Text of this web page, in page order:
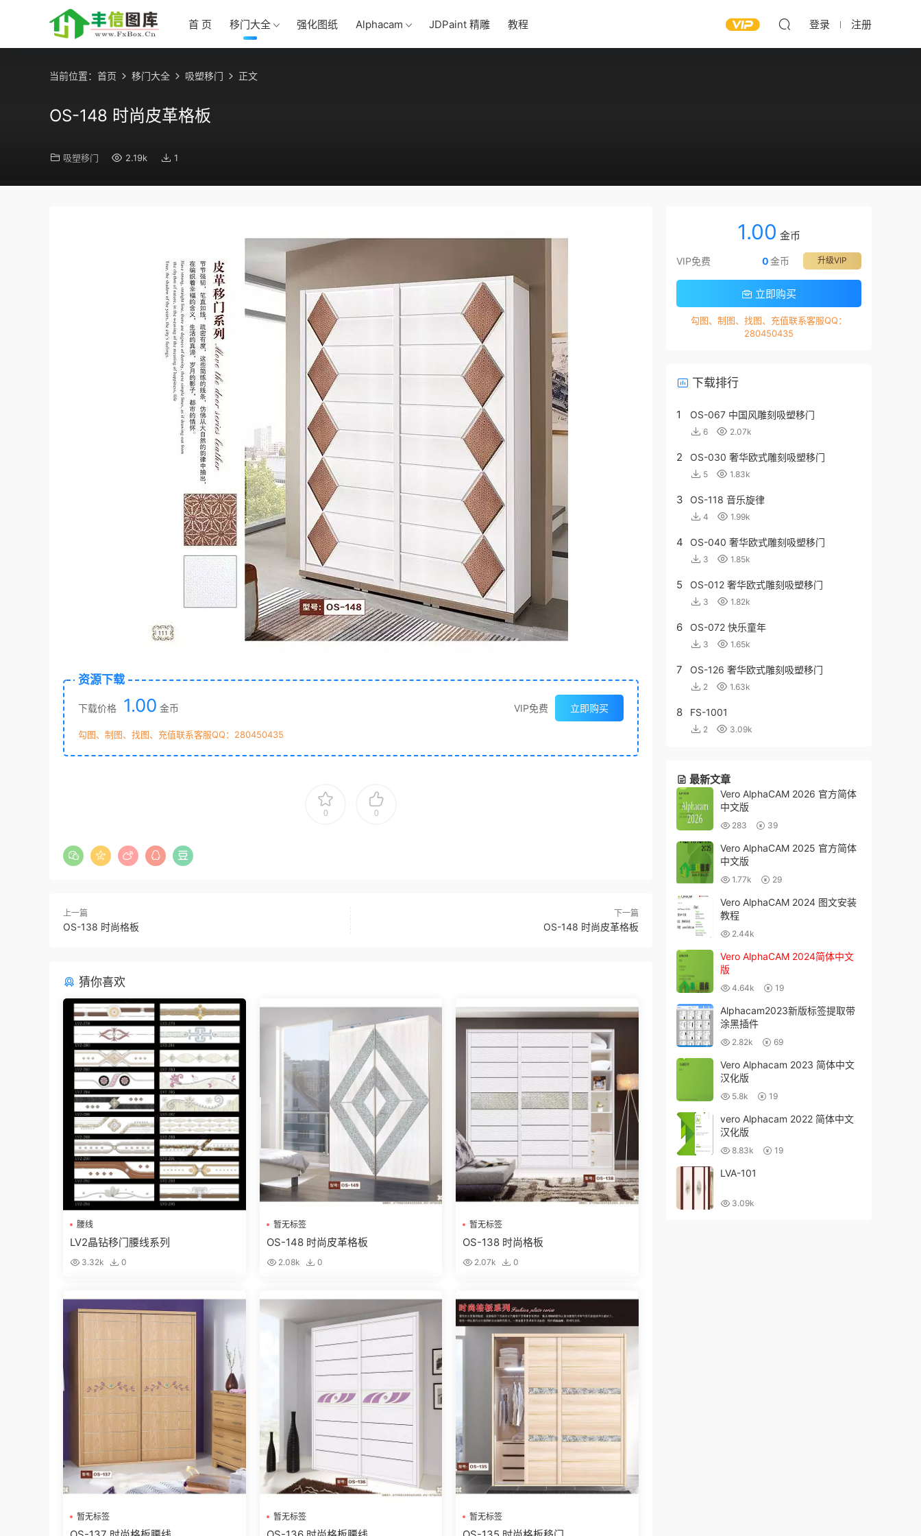
首 页 移门大全 强化图纸 Alphacam JDPaint 精雕 教程 登录 注册
当前位置： 首页 移门大全 吸塑移门 正文
OS-148 时尚皮革格板
吸塑移门 2.19k 1
资源下载
下载价格 1.00 金币 VIP免费 立即购买
勾图、制图、找图、充值联系客服QQ：280450435
0 0
上一篇
OS-138 时尚格板
下一篇
OS-148 时尚皮革格板
猜你喜欢
腰线
LV2晶钻移门腰线系列
3.32k 0
暂无标签
OS-148 时尚皮革格板
2.08k 0
暂无标签
OS-138 时尚格板
2.07k 0
暂无标签 暂无标签 暂无标签
1.00 金币
VIP免费 升级VIP
0金币
立即购买
勾图、制图、找图、充值联系客服QQ：
280450435
下载排行
1 OS-067 中国风雕刻吸塑移门
6 2.07k
2 OS-030 奢华欧式雕刻吸塑移门
5 1.83k
3 OS-118 音乐旋律
4 1.99k
4 OS-040 奢华欧式雕刻吸塑移门
3 1.85k
5 OS-012 奢华欧式雕刻吸塑移门
3 1.82k
6 OS-072 快乐童年
3 1.65k
7 OS-126 奢华欧式雕刻吸塑移门
2 1.63k
8 FS-1001
2 3.09k
最新文章
Vero AlphaCAM 2026 官方简体
中文版
283 39
Vero AlphaCAM 2025 官方简体
中文版
1.77k 29
Vero AlphaCAM 2024 图文安装
教程
2.44k
Vero AlphaCAM 2024简体中文
版
4.64k 19
Alphacam2023新版标签提取带
涂黑插件
2.82k 69
Vero Alphacam 2023 简体中文
汉化版
5.8k 19
vero Alphacam 2022 简体中文
汉化版
8.83k 19
LVA-101
3.09k